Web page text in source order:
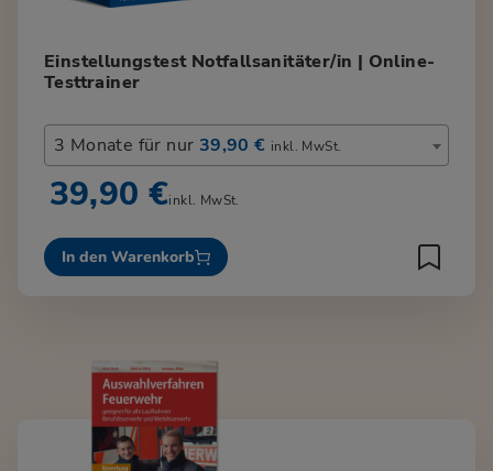
Einstellungstest Notfallsanitäter/in | Online-
Testtrainer
3 Monate für nur 39,90 € inkl. MwSt.
39,90 €inkl. MwSt.
In den Warenkorb